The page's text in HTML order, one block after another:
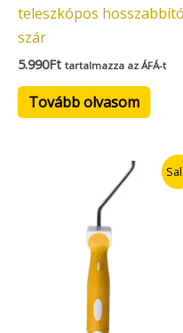
teleszkópos hosszabbító
szár
5.990Ft tartalmazza az ÁFÁ-t
Tovább olvasom
Current
price
474Ft.